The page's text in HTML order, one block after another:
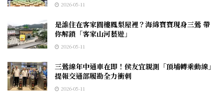
2026-05-11
是誰住在客家圓樓鳳梨屋裡？海綿寶寶現身三鶯 帶
你解鎖「客家山河藝遊」
2026-05-11
三鶯線年中通車在即！侯友宜親測「頂埔轉乘動線」
提報交通部履勘全力衝刺
2026-05-11